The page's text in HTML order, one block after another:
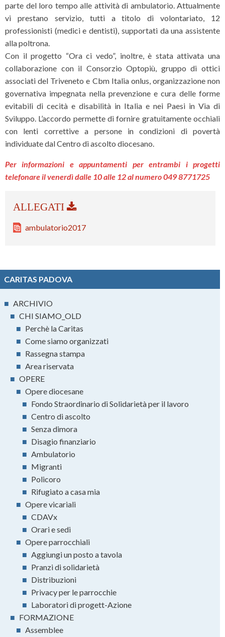
parte del loro tempo alle attività di ambulatorio. Attualmente
vi prestano servizio, tutti a titolo di volontariato, 12
professionisti (medici e dentisti), supportati da una assistente
alla poltrona.
Con il progetto “Ora ci vedo”, inoltre, è stata attivata una
collaborazione con il Consorzio Optopiù, gruppo di ottici
associati del Triveneto e Cbm Italia onlus, organizzazione non
governativa impegnata nella prevenzione e cura delle forme
evitabili di cecità e disabilità in Italia e nei Paesi in Via di
Sviluppo. L’accordo permette di fornire gratuitamente occhiali
con lenti correttive a persone in condizioni di povertà
individuate dal Centro di ascolto diocesano.
Per informazioni e appuntamenti per entrambi i progetti
telefonare il venerdì dalle 10 alle 12 al numero 049 8771725
ambulatorio2017
CARITAS PADOVA
■ ARCHIVIO
■ CHI SIAMO_OLD
■ Perchè la Caritas
■ Come siamo organizzati
■ Rassegna stampa
■ Area riservata
■ OPERE
■ Opere diocesane
■ Fondo Straordinario di Solidarietà per il lavoro
■ Centro di ascolto
■ Senza dimora
■ Disagio finanziario
■ Ambulatorio
■ Migranti
■ Policoro
■ Rifugiato a casa mia
■ Opere vicariali
■ CDAVx
■ Orari e sedi
■ Opere parrocchiali
■ Aggiungi un posto a tavola
■ Pranzi di solidarietà
■ Distribuzioni
■ Privacy per le parrocchie
■ Laboratori di progett-Azione
■ FORMAZIONE
■ Assemblee